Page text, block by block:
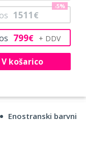
799€
1511€
-5%
V košarico
Enostranski barvni